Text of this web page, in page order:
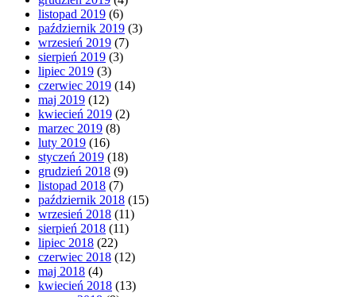
listopad 2019 (6)
październik 2019 (3)
wrzesień 2019 (7)
sierpień 2019 (3)
lipiec 2019 (3)
czerwiec 2019 (14)
maj 2019 (12)
kwiecień 2019 (2)
marzec 2019 (8)
luty 2019 (16)
styczeń 2019 (18)
grudzień 2018 (9)
listopad 2018 (7)
październik 2018 (15)
wrzesień 2018 (11)
sierpień 2018 (11)
lipiec 2018 (22)
czerwiec 2018 (12)
maj 2018 (4)
kwiecień 2018 (13)